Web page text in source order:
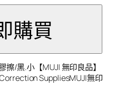
擦/黑.小【MUJI 無印良品】
SuppliesMUJI無印